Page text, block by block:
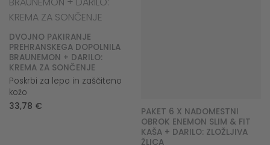
DVOJNO PAKIRANJE
PREHRANSKEGA DOPOLNILA
BRAUNEMON + DARILO:
KREMA ZA SONČENJE
Poskrbi za lepo in zaščiteno
kožo
33,78 €
PAKET 6 X NADOMESTNI
OBROK ENEMON SLIM & FIT
KAŠA + DARILO: ZLOŽLJIVA
ŽLICA